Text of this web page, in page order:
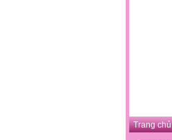
Trang chủ